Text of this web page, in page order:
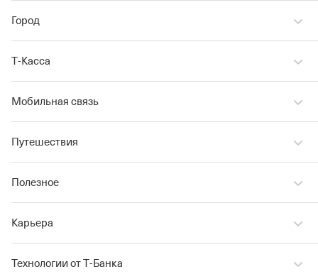
Город
Т‑Касса
Мобильная связь
Путешествия
Полезное
Карьера
Технологии от Т‑Банка